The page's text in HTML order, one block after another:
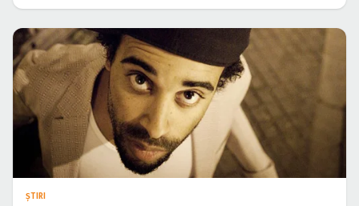
ŞTIRI